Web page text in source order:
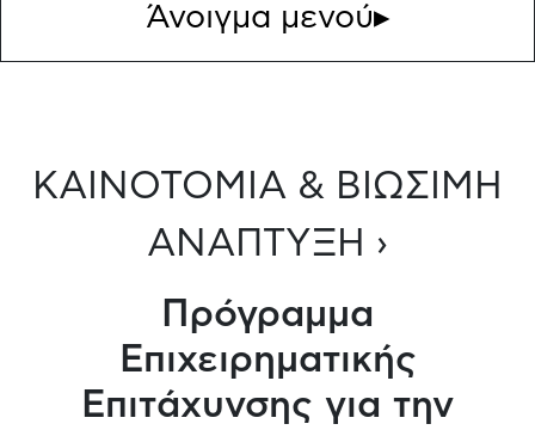
Άνοιγμα μενού▸
ΚΑΙΝΟΤΟΜΙΑ & ΒΙΩΣΙΜΗ
ΑΝΑΠΤΥΞΗ ›
Πρόγραμμα
Επιχειρηματικής
Επιτάχυνσης για την